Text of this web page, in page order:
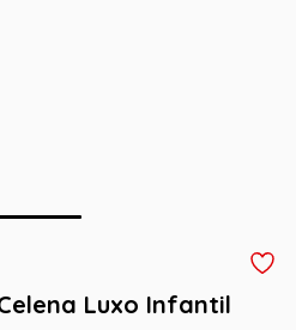
Luxo Infantil